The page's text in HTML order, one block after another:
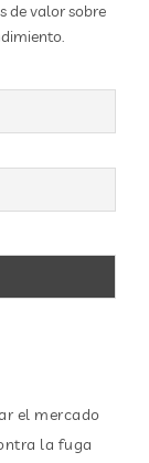
de valor sobre
el mercado
la fuga